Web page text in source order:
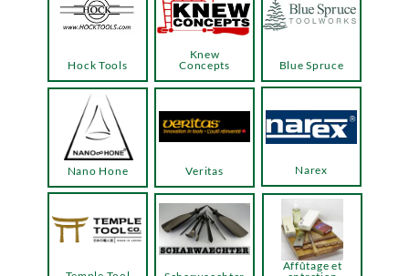
Hock Tools
Knew
Concepts
Blue Spruce
Narex
Veritas
Nano Hone
Affûtage et